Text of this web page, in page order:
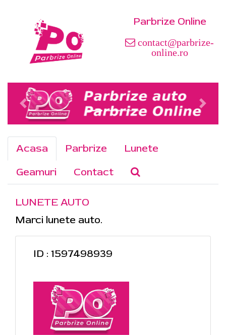
Parbrize Online
contact@parbrize-
online.ro
Acasa Parbrize
Lunete
Geamuri
Contact
LUNETE AUTO
Marci lunete auto.
ID : 1597498939